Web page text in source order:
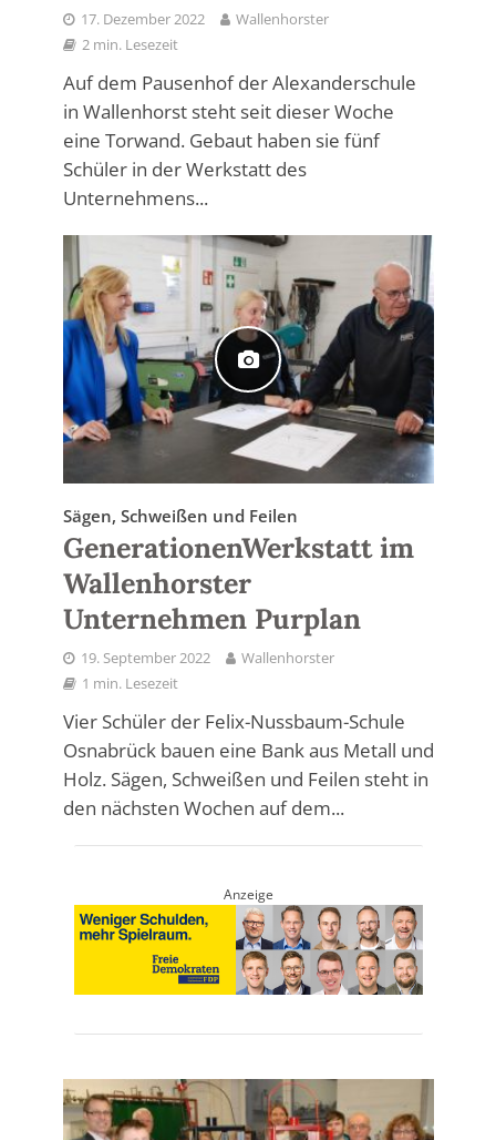
17. Dezember 2022
Wallenhorster
2 min. Lesezeit
Auf dem Pausenhof der Alexanderschule
in Wallenhorst steht seit dieser Woche
eine Torwand. Gebaut haben sie fünf
Schüler in der Werkstatt des
Unternehmens...
Sägen, Schweißen und Feilen
GenerationenWerkstatt im
Wallenhorster
Unternehmen Purplan
19. September 2022
Wallenhorster
1 min. Lesezeit
Vier Schüler der Felix-Nussbaum-Schule
Osnabrück bauen eine Bank aus Metall und
Holz. Sägen, Schweißen und Feilen steht in
den nächsten Wochen auf dem...
Anzeige